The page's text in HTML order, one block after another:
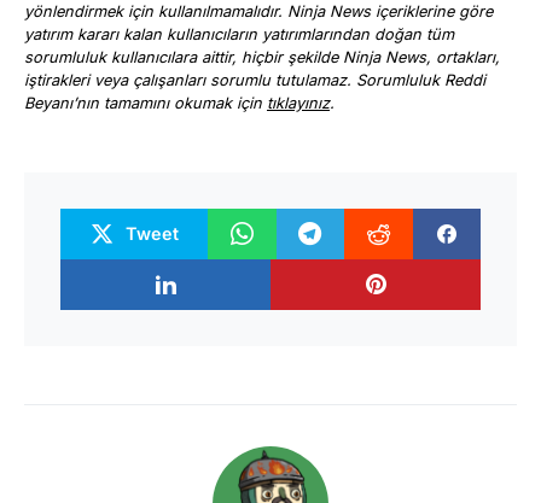
yönlendirmek için kullanılmamalıdır. Ninja News içeriklerine göre
yatırım kararı kalan kullanıcıların yatırımlarından doğan tüm
sorumluluk kullanıcılara aittir, hiçbir şekilde Ninja News, ortakları,
iştirakleri veya çalışanları sorumlu tutulamaz. Sorumluluk Reddi
Beyanı’nın tamamını okumak için tıklayınız.
Tweet